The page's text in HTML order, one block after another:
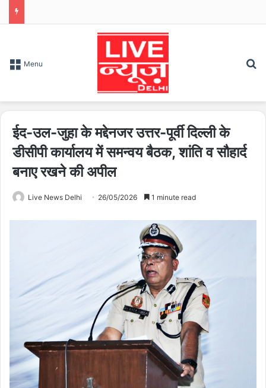
Menu
ईद-उल-जुहा के मद्देनजर उत्तर-पूर्वी दिल्ली के
डीसीपी कार्यालय में समन्वय बैठक, शांति व सौहार्द
बनाए रखने की अपील
Live News Delhi 26/05/2026 1 minute read